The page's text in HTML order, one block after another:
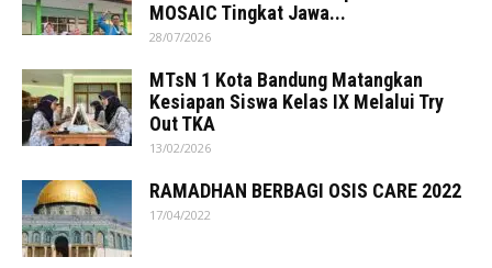
MOSAIC Tingkat Jawa...
28/07/2026
MTsN 1 Kota Bandung Matangkan
Kesiapan Siswa Kelas IX Melalui Try
Out TKA
13/02/2026
RAMADHAN BERBAGI OSIS CARE 2022
17/04/2022